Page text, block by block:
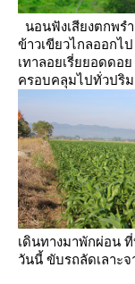
นอนฟังเสียงตกพร
ข้าวเขียวไกลออกไ
เทาลอยเรี่ยยอดดอ
ครอบคลุมไปทั่วปริ
เดินทางมาพักผ่อน ที่
วันนี้ ขับรถลัดเลาะ